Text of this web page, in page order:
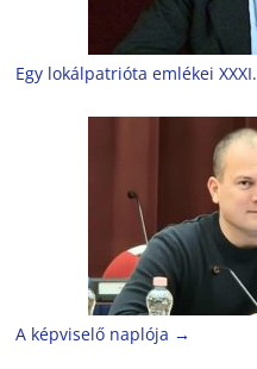
Egy lokálpatrióta emlékei XXXI.
A képviselő naplója →